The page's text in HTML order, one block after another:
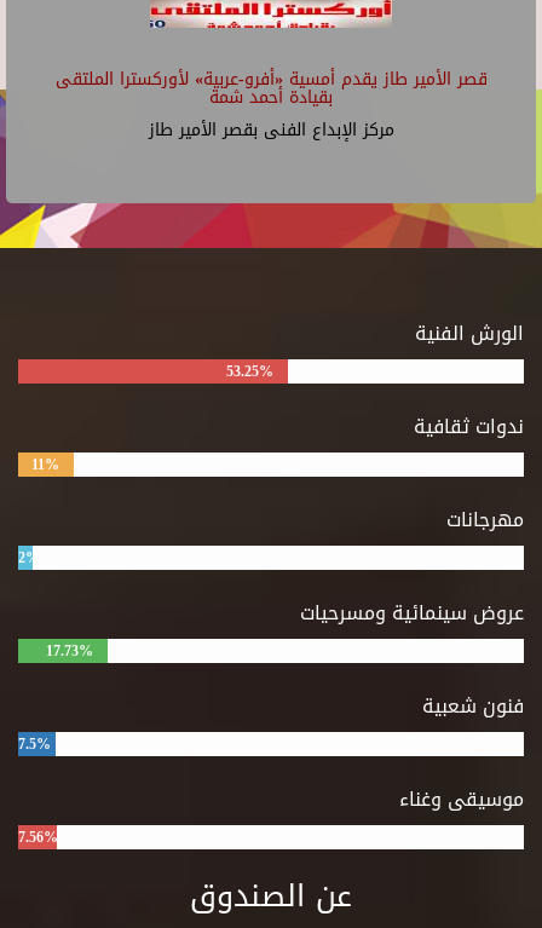
قصر الأمير طاز يقدم أمسية «أفرو-عربية» لأوركسترا الملتقى
بقيادة أحمد شمة
مركز الإبداع الفنى بقصر الأمير طاز
الورش الفنية
53.25%
ندوات ثقافية
11%
مهرجانات
2%
عروض سينمائية ومسرحيات
17.73%
فنون شعبية
7.5%
موسيقى وغناء
7.56%
عن الصندوق